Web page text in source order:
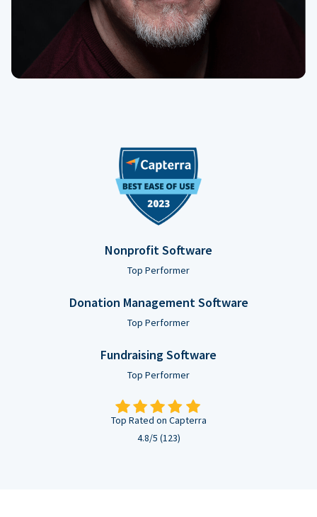
Nonprofit Software
Top Performer
Donation Management Software
Top Performer
Fundraising Software
Top Performer
Top Rated on Capterra
4.8/5 (123)